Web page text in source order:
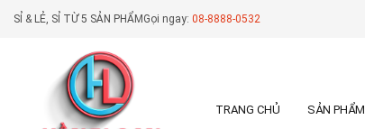
SỈ & LẺ, SỈ TỪ 5 SẢN PHẨM Gọi ngay: 08-8888-0532
TRANG CHỦ SẢN PHẨM